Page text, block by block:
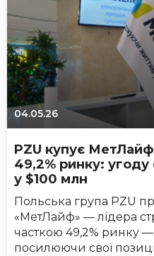
04.05.26
PZU купує
49,2% ринку:
у $100 млн
Польська група PZU
«МетЛайф» — лідера
часткою 49,2% ринку —
посилюючи свої